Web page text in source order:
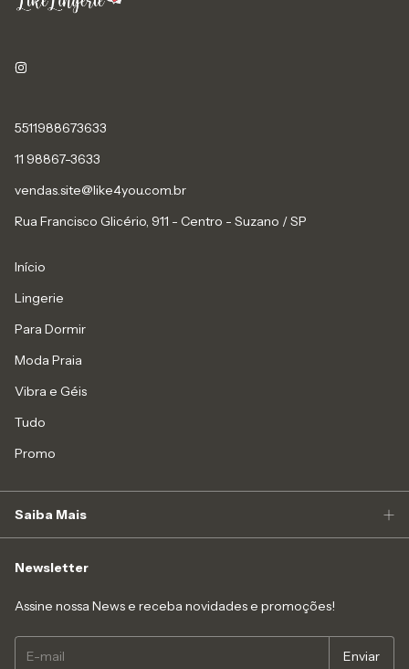
5511988673633
11 98867-3633
vendas.site@like4you.com.br
Rua Francisco Glicério, 911 - Centro - Suzano / SP
Início
Lingerie
Para Dormir
Moda Praia
Vibra e Géis
Tudo
Promo
Saiba Mais
Newsletter
Assine nossa News e receba novidades e promoções!